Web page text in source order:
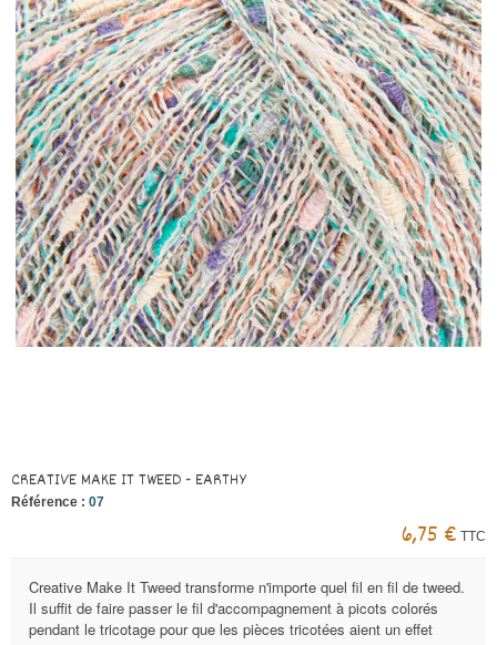
CREATIVE MAKE IT TWEED - EARTHY
Référence : 07
6,75 € TTC
Creative Make It Tweed transforme n'importe quel fil en fil de tweed.
Il suffit de faire passer le fil d'accompagnement à picots colorés
pendant le tricotage pour que les pièces tricotées aient un effet